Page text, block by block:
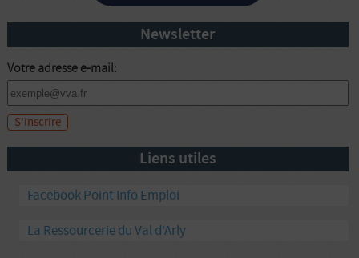
Newsletter
Votre adresse e-mail:
Liens utiles
Facebook Point Info Emploi
La Ressourcerie du Val d'Arly